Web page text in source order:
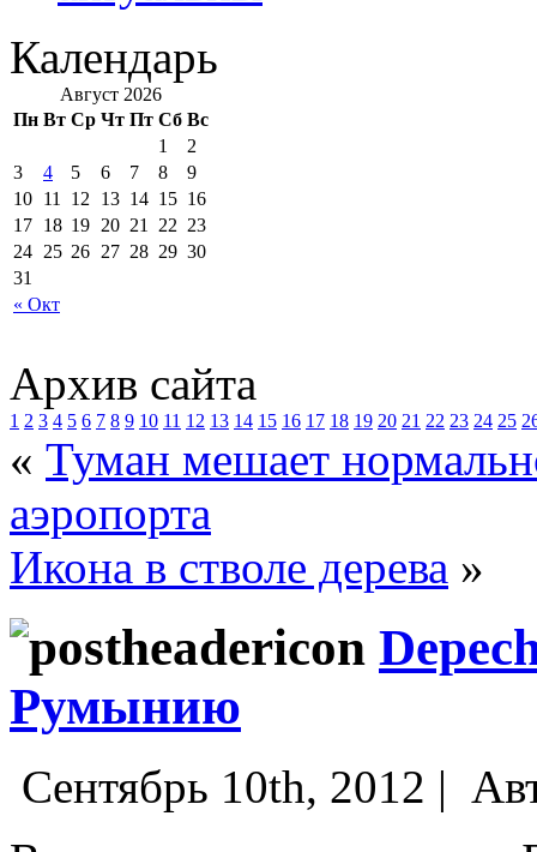
Календарь
Август 2026
Пн Вт Ср Чт Пт Сб Вс
« Окт
1
2
3
4 5 6 7 8
9
10 11 12 13 14 15 16
17 18 19 20 21 22 23
24 25 26 27 28 29 30
31
Архив сайта
1 2 3 4 5 6 7 8 9 10 11 12 13 14 15 16 17 18 19 20 21 22 23 24 25
« Туман мешает
аэропорта
Икона в стволе дерева »
Румынию
Сентябрь 10th, 2012 |